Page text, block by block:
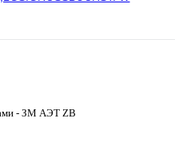
- ЗМ АЭТ ZB